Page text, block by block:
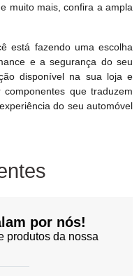
muito mais, confira a ampla
está fazendo uma escolha
e a segurança do seu
disponível na sua loja e
que traduzem
do seu automóvel
por nós!
produtos da nossa